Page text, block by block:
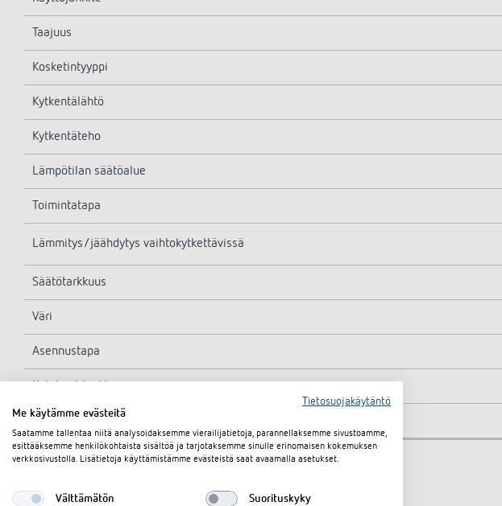
Taajuus
Kosketintyyppi
Kytkentälähtö
Kytkentäteho
Lämpötilan säätöalue
Toimintatapa
Lämmitys/jäähdytys vaihtokytkettävissä
Säätötarkkuus
Väri
Asennustapa
Suojausluokka
Tietosuojakäytäntö
Me käytämme evästeitä
Saatamme tallentaa niitä analysoidaksemme vierailijatietoja, parannellaksemme sivustoamme,
esittääksemme henkilökohtaista sisältöä ja tarjotaksemme sinulle erinomaisen kokemuksen
verkkosivustolla. Lisätietoja käyttämistämme evästeistä saat avaamalla asetukset.
Välttämätön Suorituskyky